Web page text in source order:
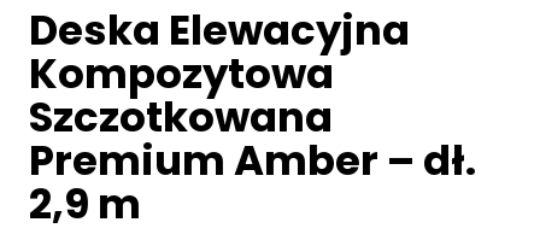
Deska Elewacyjna
Kompozytowa
Szczotkowana
Premium Amber – dł.
2,9 m